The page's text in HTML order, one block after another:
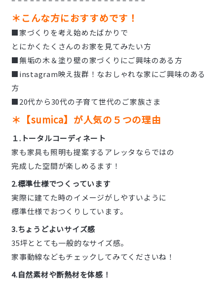
＊こんな方におすすめです！
■家づくりを考え始めたばかりで
とにかくたくさんのお家を見てみたい方
■無垢の木＆塗り壁の家づくりにご興味のある方
■instagram映え抜群！なおしゃれな家にご興味のある
方
■20代から30代の子育て世代のご家族さま
＊【sumica】が人気の５つの理由
１.トータルコーディネート
家も家具も照明も提案するアレッタならではの
完成した空間が楽しめるます！
2.標準仕様でつくっています
実際に建てた時のイメージがしやすいように
標準仕様でおつくりしています。
3.ちょうどよいサイズ感
35坪ととても一般的なサイズ感。
家事動線などもチェックしてみてくださいね！
4.自然素材や断熱材を体感！